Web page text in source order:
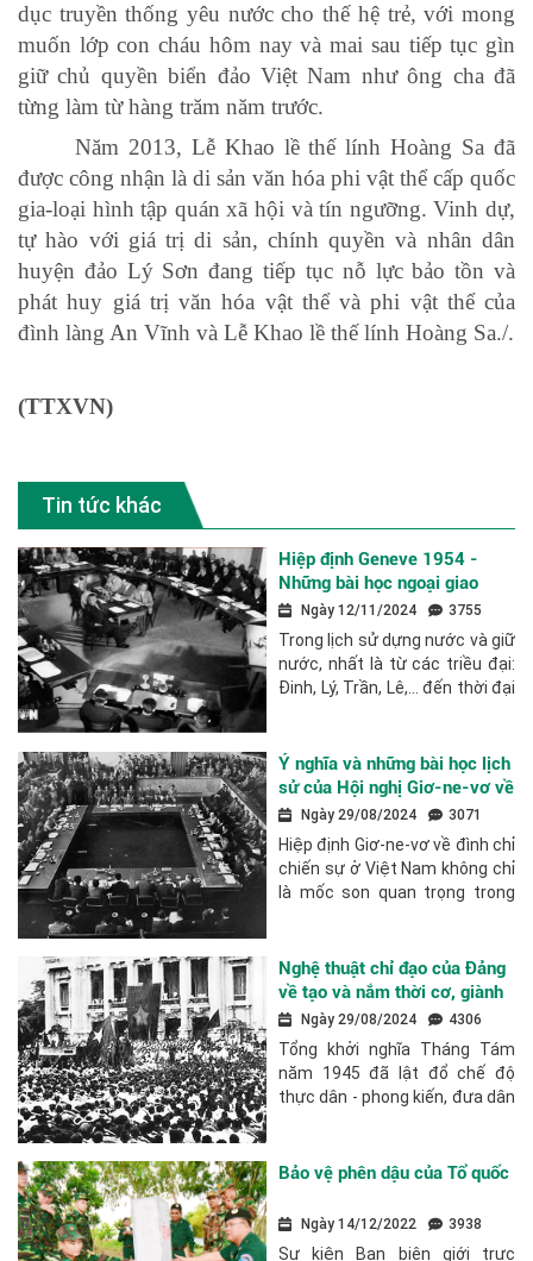
dục truyền thống yêu nước cho thế hệ trẻ, với mong
muốn lớp con cháu hôm nay và mai sau tiếp tục gìn
giữ chủ quyền biển đảo Việt Nam như ông cha đã
từng làm từ hàng trăm năm trước.
Năm 2013, Lễ Khao lề thế lính Hoàng Sa đã
được công nhận là di sản văn hóa phi vật thể cấp quốc
gia-loại hình tập quán xã hội và tín ngưỡng. Vinh dự,
tự hào với giá trị di sản, chính quyền và nhân dân
huyện đảo Lý Sơn đang tiếp tục nỗ lực bảo tồn và
phát huy giá trị văn hóa vật thể và phi vật thể của
đình làng An Vĩnh và Lễ Khao lề thế lính Hoàng Sa./.
(TTXVN)
Tin tức khác
Hiệp định Geneve 1954 -
Những bài học ngoại giao
kinh điển
Ngày 12/11/2024 3755
Trong lịch sử dựng nước và giữ
nước, nhất là từ các triều đại:
Đinh, Lý, Trần, Lê,… đến thời đại
trong chiến đấu cũng như
tinh...
Ý nghĩa và những bài học lịch
sử của Hội nghị Giơ-ne-vơ về
Đông Dương năm 1954
Ngày 29/08/2024 3071
Hiệp định Giơ-ne-vơ về đình chỉ
chiến sự ở Việt Nam không chỉ
là mốc son quan trọng trong
trong thế kỷ XX, mà còn là sự
kiện...
Nghệ thuật chỉ đạo của Đảng
về tạo và nắm thời cơ, giành
thắng lợi trong Cách mạng
Tháng Tám năm 1945
Ngày 29/08/2024 4306
Tổng khởi nghĩa Tháng Tám
năm 1945 đã lật đổ chế độ
thực dân - phong kiến, đưa dân
lập dân tộc gắn liền với chủ
Bảo vệ phên dậu của Tổ quốc
Ngày 14/12/2022 3938
Sự kiện Ban biên giới trực